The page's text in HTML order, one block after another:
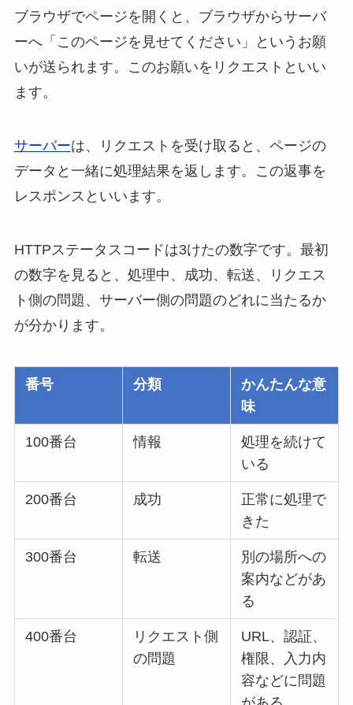
ブラウザでページを開くと、ブラウザからサーバ
ーへ「このページを見せてください」というお願
いが送られます。このお願いをリクエストといい
ます。
サーバーは、リクエストを受け取ると、ページの
データと一緒に処理結果を返します。この返事を
レスポンスといいます。
HTTPステータスコードは3けたの数字です。最初
の数字を見ると、処理中、成功、転送、リクエス
ト側の問題、サーバー側の問題のどれに当たるか
が分かります。
番号 分類
かんたんな意
味
100番台 情報
処理を続けて
いる
200番台 成功
正常に処理で
きた
300番台 転送
別の場所への
案内などがあ
る
400番台
リクエスト側
の問題
URL、認証、
権限、入力内
容などに問題